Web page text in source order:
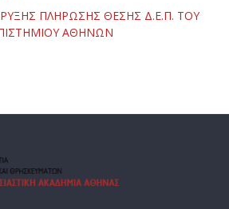
ΠΛΗΡΩΣΗΣ ΘΕΣΗΣ Δ.Ε.Π. ΤΟΥ
ΑΘΗΝΩΝ